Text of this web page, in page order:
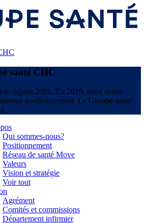
santé CHC
depuis 2001. En 2019, nous avons
positionnement. Le Groupe santé
Qui sommes-nous?
Positionnement
Réseau de santé Move
Valeurs
Vision et stratégie
Voir tout
Agrément
Comités et commissions
Département infirmier